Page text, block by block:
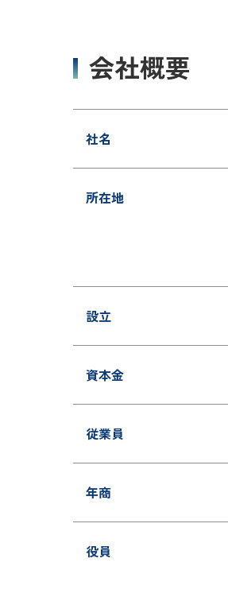
会社概要
社名
所在地
設立
資本金
従業員
年商
役員